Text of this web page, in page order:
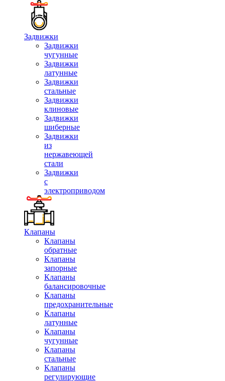
Задвижки
Задвижки
чугунные
Задвижки
латунные
Задвижки
стальные
Задвижки
клиновые
Задвижки
шиберные
Задвижки
из
нержавеющей
стали
Задвижки
с
электроприводом
Клапаны
Клапаны
обратные
Клапаны
запорные
Клапаны
балансировочные
Клапаны
предохранительные
Клапаны
латунные
Клапаны
чугунные
Клапаны
стальные
Клапаны
регулирующие